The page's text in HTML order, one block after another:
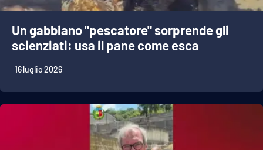
Un gabbiano "pescatore" sorprende gli
scienziati: usa il pane come esca
16 luglio 2026